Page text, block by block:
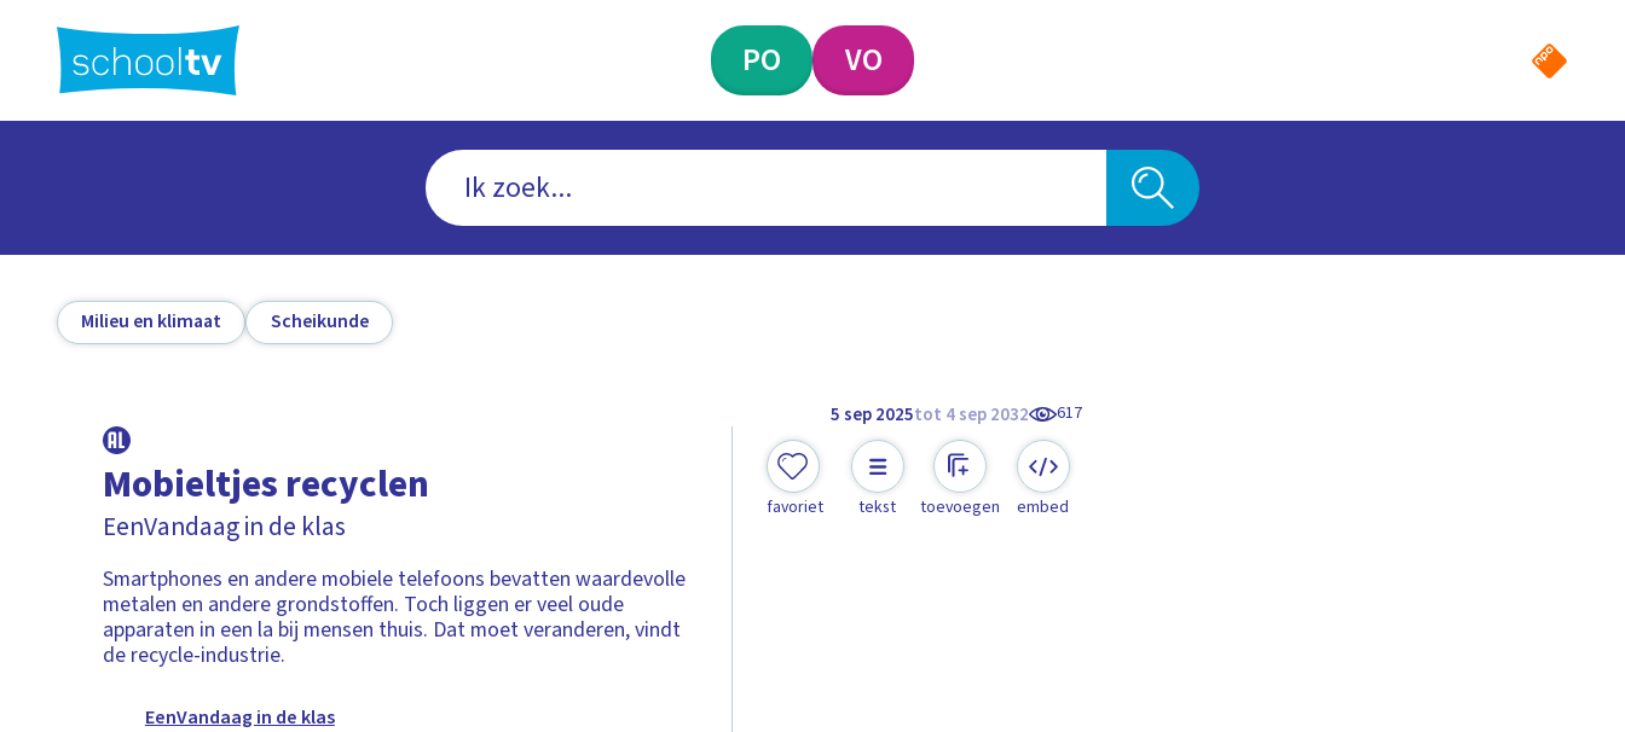
hoofdinhoud
PO VO
Milieu en klimaat Scheikunde
5 sep 2025tot 4 sep 2032 617
Mobieltjes recyclen
EenVandaag in de klas
Smartphones en andere mobiele telefoons bevatten waardevolle
metalen en andere grondstoffen. Toch liggen er veel oude
apparaten in een la bij mensen thuis. Dat moet veranderen, vindt
de recycle-industrie.
EenVandaag in de klas
favoriet tekst toevoegen embed